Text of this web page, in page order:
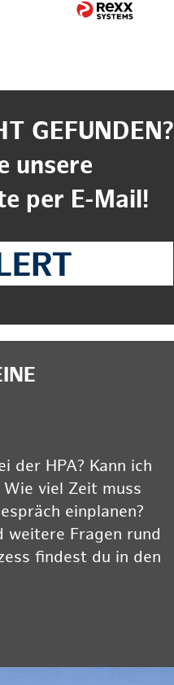
GEFUNDEN?
unsere
per E-Mail!
der HPA? Kann ich
viel Zeit muss
einplanen?
weitere Fragen rund
findest du in den